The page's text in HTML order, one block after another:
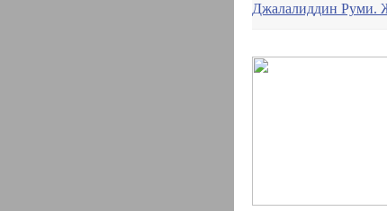
Джалалиддин Руми.